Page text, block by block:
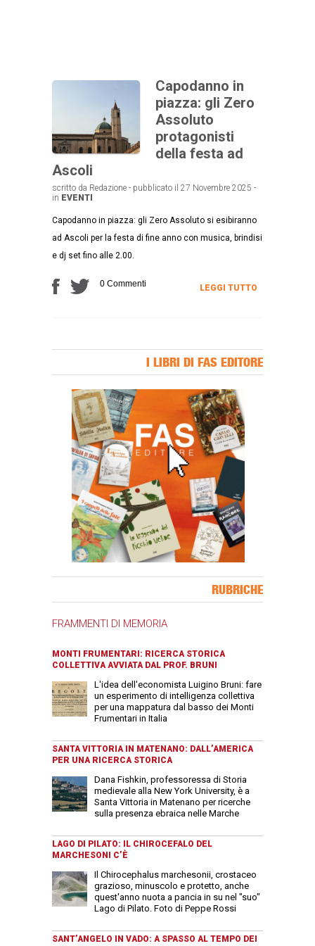
Capodanno in
piazza: gli Zero
Assoluto
protagonisti
della festa ad
Ascoli
scritto da Redazione - pubblicato il 27 Novembre 2025 -
in EVENTI
Capodanno in piazza: gli Zero Assoluto si esibiranno
ad Ascoli per la festa di fine anno con musica, brindisi
e dj set fino alle 2.00.
0 Commenti LEGGI TUTTO
I LIBRI DI FAS EDITORE
RUBRICHE
FRAMMENTI DI MEMORIA
MONTI FRUMENTARI: RICERCA STORICA
COLLETTIVA AVVIATA DAL PROF. BRUNI
L'idea dell'economista Luigino Bruni: fare
un esperimento di intelligenza collettiva
per una mappatura dal basso dei Monti
Frumentari in Italia
SANTA VITTORIA IN MATENANO: DALL’AMERICA
PER UNA RICERCA STORICA
Dana Fishkin, professoressa di Storia
medievale alla New York University, è a
Santa Vittoria in Matenano per ricerche
sulla presenza ebraica nelle Marche
LAGO DI PILATO: IL CHIROCEFALO DEL
MARCHESONI C’È
Il Chirocephalus marchesonii, crostaceo
grazioso, minuscolo e protetto, anche
quest'anno nuota a pancia in su nel "suo"
Lago di Pilato. Foto di Peppe Rossi
SANT’ANGELO IN VADO: A SPASSO AL TEMPO DEI